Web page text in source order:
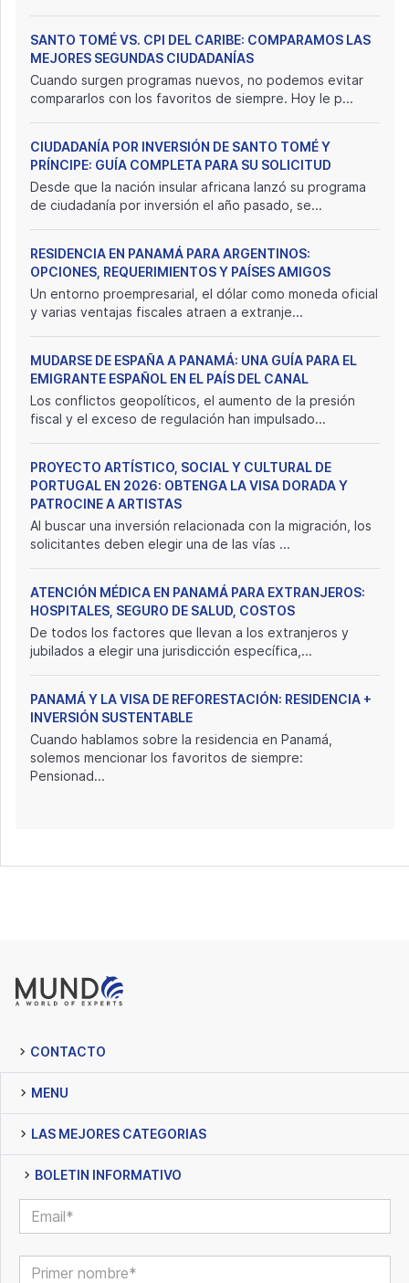
SANTO TOMÉ VS. CPI DEL CARIBE: COMPARAMOS LAS
MEJORES SEGUNDAS CIUDADANÍAS
Cuando surgen programas nuevos, no podemos evitar
compararlos con los favoritos de siempre. Hoy le p...
CIUDADANÍA POR INVERSIÓN DE SANTO TOMÉ Y
PRÍNCIPE: GUÍA COMPLETA PARA SU SOLICITUD
Desde que la nación insular africana lanzó su programa
de ciudadanía por inversión el año pasado, se...
RESIDENCIA EN PANAMÁ PARA ARGENTINOS:
OPCIONES, REQUERIMIENTOS Y PAÍSES AMIGOS
Un entorno proempresarial, el dólar como moneda oficial
y varias ventajas fiscales atraen a extranje...
MUDARSE DE ESPAÑA A PANAMÁ: UNA GUÍA PARA EL
EMIGRANTE ESPAÑOL EN EL PAÍS DEL CANAL
Los conflictos geopolíticos, el aumento de la presión
fiscal y el exceso de regulación han impulsado...
PROYECTO ARTÍSTICO, SOCIAL Y CULTURAL DE
PORTUGAL EN 2026: OBTENGA LA VISA DORADA Y
PATROCINE A ARTISTAS
Al buscar una inversión relacionada con la migración, los
solicitantes deben elegir una de las vías ...
ATENCIÓN MÉDICA EN PANAMÁ PARA EXTRANJEROS:
HOSPITALES, SEGURO DE SALUD, COSTOS
De todos los factores que llevan a los extranjeros y
jubilados a elegir una jurisdicción específica,...
PANAMÁ Y LA VISA DE REFORESTACIÓN: RESIDENCIA +
INVERSIÓN SUSTENTABLE
Cuando hablamos sobre la residencia en Panamá,
solemos mencionar los favoritos de siempre:
Pensionad...
CONTACTO
MENU
LAS MEJORES CATEGORIAS
BOLETIN INFORMATIVO